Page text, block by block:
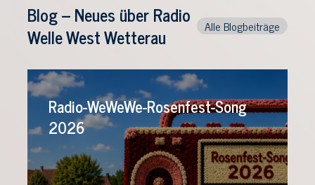
Blog – Neues über Radio
Welle West Wetterau
Alle Blogbeiträge
Radio-WeWeWe-Rosenfest-Song
2026